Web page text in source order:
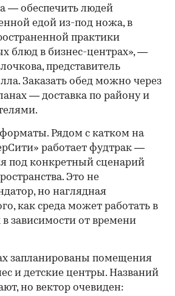
— обеспечить людей
едой из-под ножа, в
практики
блюд в бизнес-центрах», —
представитель
Заказать обед можно через
— доставка по району и
Рядом с катком на
работает фудтрак —
под конкретный сценарий
Это не
но наглядная
как среда может работать в
зависимости от времени
запланированы помещения
и детские центры. Названий
но вектор очевиден: